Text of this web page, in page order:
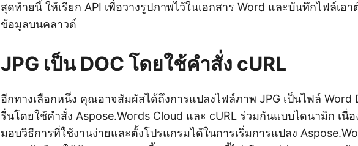
สุดท้ายนี้ ให้เรียก API เพื่อวางรูปภาพไว้ในเอกสาร Word และบันทึกไฟล์เอ
ข้อมูลบนคลาวด์
JPG เป็น DOC โดยใช้คำสั่ง cURL
อีกทางเลือกหนึ่ง คุณอาจสัมผัสได้ถึงการแปลงไฟล์ภาพ JPG เป็นไฟล์ Word
รื่นโดยใช้คำสั่ง Aspose.Words Cloud และ cURL ร่วมกันแบบไดนามิก เนื่อ
มอบวิธีการที่ใช้งานง่ายและตั้งโปรแกรมได้ในการเริ่มการแปลง